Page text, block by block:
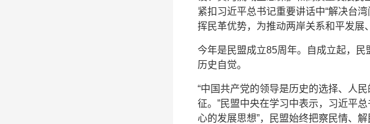
紧扣习近平总书记重要讲话中“解决台
挥民革优势，为推动两岸关系和平发展
今年是民盟成立85周年。自成立起，
历史自觉。
“中国共产党的领导是历史的选择、人
征。”民盟中央在学习中表示，习近平
心的发展思想”，民盟始终把察民情、